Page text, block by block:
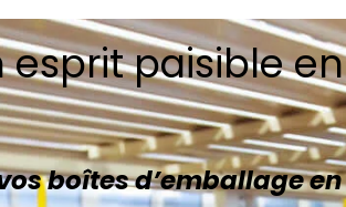
esprit paisible
boîtes d’emballage